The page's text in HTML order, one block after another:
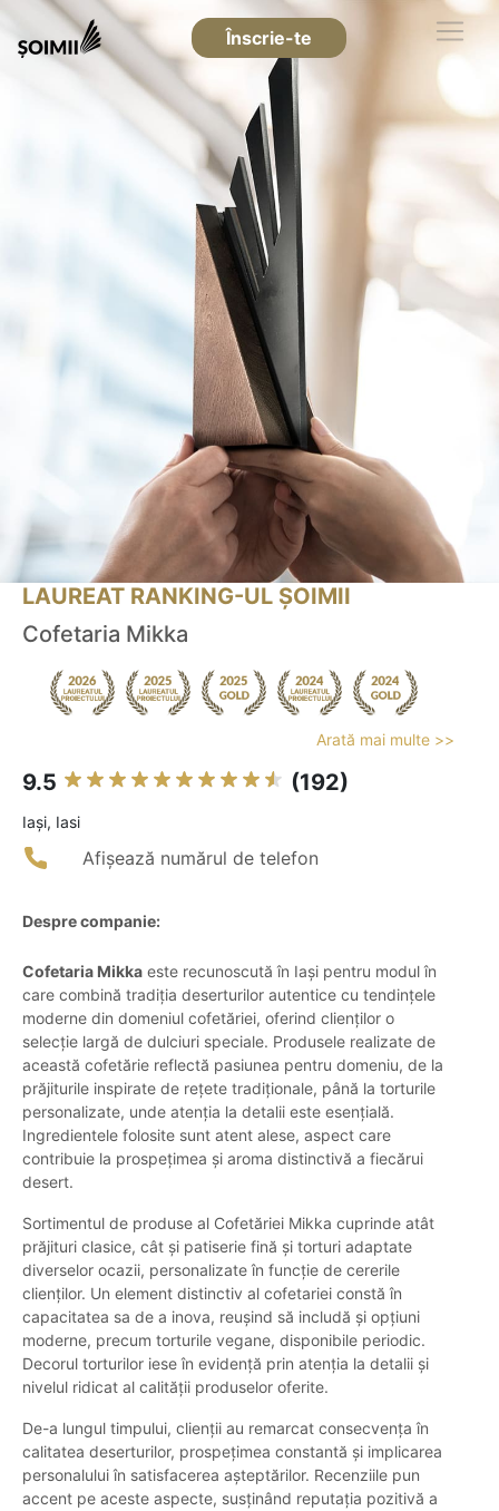
Înscrie-te
LAUREAT RANKING-UL ȘOIMII
Cofetaria Mikka
Arată mai multe >>
9.5 (192)
Iaşi, Iasi
Afișează numărul de telefon
Despre companie:
Cofetaria Mikka este recunoscută în Iași pentru modul în
care combină tradiția deserturilor autentice cu tendințele
moderne din domeniul cofetăriei, oferind clienților o
selecție largă de dulciuri speciale. Produsele realizate de
această cofetărie reflectă pasiunea pentru domeniu, de la
prăjiturile inspirate de rețete tradiționale, până la torturile
personalizate, unde atenția la detalii este esențială.
Ingredientele folosite sunt atent alese, aspect care
contribuie la prospețimea și aroma distinctivă a fiecărui
desert.
Sortimentul de produse al Cofetăriei Mikka cuprinde atât
prăjituri clasice, cât și patiserie fină și torturi adaptate
diverselor ocazii, personalizate în funcție de cererile
clienților. Un element distinctiv al cofetariei constă în
capacitatea sa de a inova, reușind să includă și opțiuni
moderne, precum torturile vegane, disponibile periodic.
Decorul torturilor iese în evidență prin atenția la detalii și
nivelul ridicat al calității produselor oferite.
De-a lungul timpului, clienții au remarcat consecvența în
calitatea deserturilor, prospețimea constantă și implicarea
personalului în satisfacerea așteptărilor. Recenziile pun
accent pe aceste aspecte, susținând reputația pozitivă a